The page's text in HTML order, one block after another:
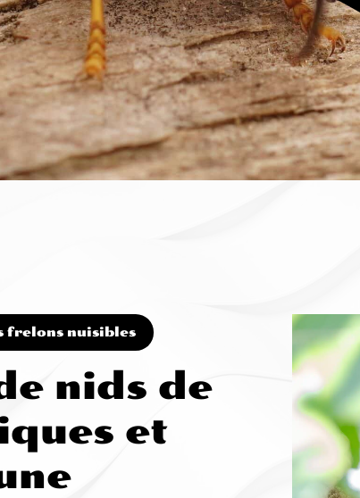
frelons nuisibles
nids de
et